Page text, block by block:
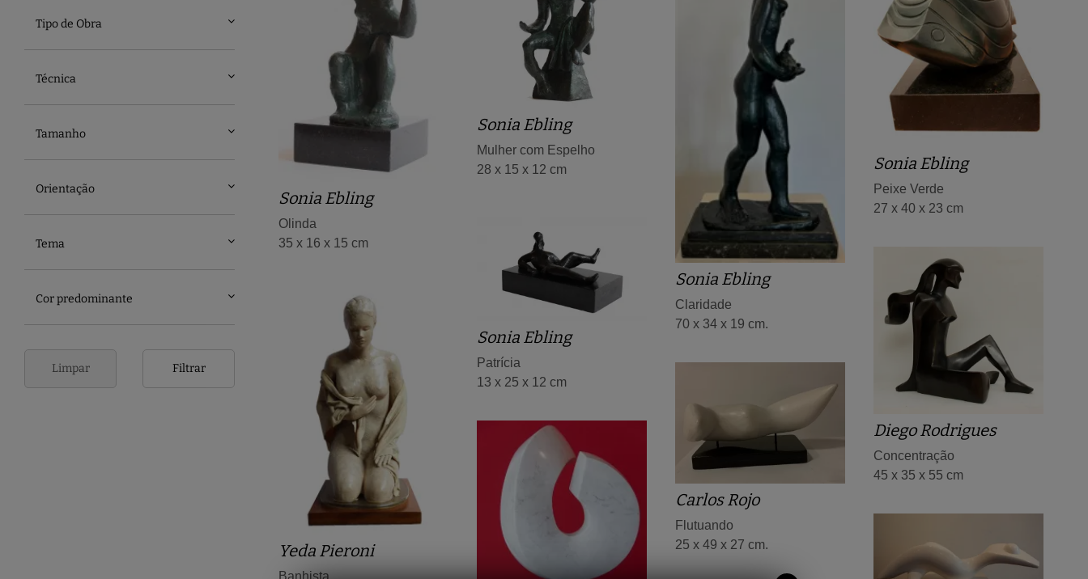
Tipo de Obra
Técnica
Tamanho
Orientação
Tema
Cor predominante
Limpar Filtrar
Sonia Ebling
Olinda
35 x 16 x 15 cm
Sonia Ebling
Mulher com Espelho
28 x 15 x 12 cm
Sonia Ebling
Claridade
70 x 34 x 19 cm.
Sonia Ebling
Peixe Verde
27 x 40 x 23 cm
Sonia Ebling
Patrícia
13 x 25 x 12 cm
Diego Rodrigues
Concentração
45 x 35 x 55 cm
Yeda Pieroni
Carlos Rojo
Flutuando
25 x 49 x 27 cm.